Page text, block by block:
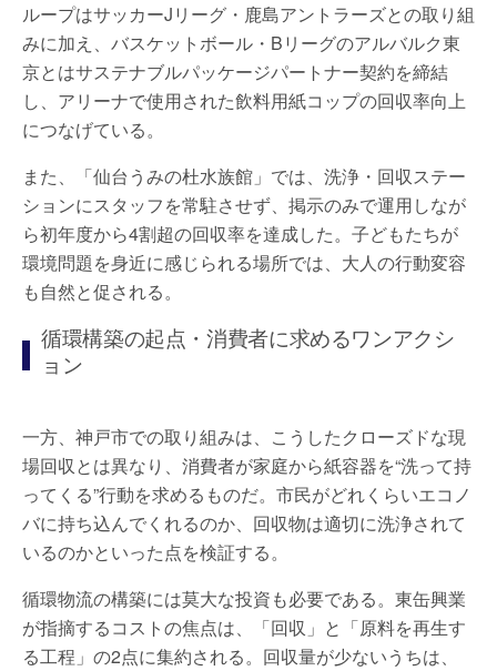
ループはサッカーJリーグ・鹿島アントラーズとの取り組
みに加え、バスケットボール・Bリーグのアルバルク東
京とはサステナブルパッケージパートナー契約を締結
し、アリーナで使用された飲料用紙コップの回収率向上
につなげている。
また、「仙台うみの杜水族館」では、洗浄・回収ステー
ションにスタッフを常駐させず、掲示のみで運用しなが
ら初年度から4割超の回収率を達成した。子どもたちが
環境問題を身近に感じられる場所では、大人の行動変容
も自然と促される。
循環構築の起点・消費者に求めるワンアクシ
ョン
一方、神戸市での取り組みは、こうしたクローズドな現
場回収とは異なり、消費者が家庭から紙容器を“洗って持
ってくる”行動を求めるものだ。市民がどれくらいエコノ
バに持ち込んでくれるのか、回収物は適切に洗浄されて
いるのかといった点を検証する。
循環物流の構築には莫大な投資も必要である。東缶興業
が指摘するコストの焦点は、「回収」と「原料を再生す
る工程」の2点に集約される。回収量が少ないうちは、